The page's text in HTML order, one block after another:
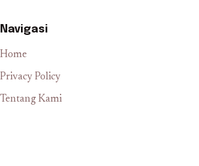
Navigasi
Home
Privacy Policy
Tentang Kami